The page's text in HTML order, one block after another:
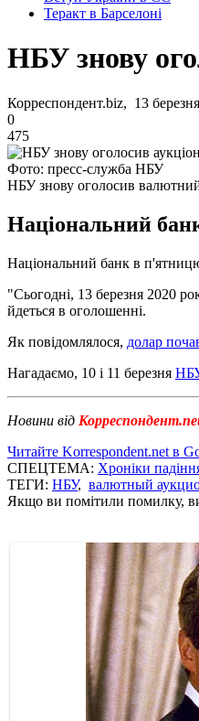
Теракт в Барселоні
НБУ знову
Корреспондент.biz, 13
0
475
Фото: пресс-служба НБУ
НБУ знову оголосив
Національний
Національний банк в
"Сьогодні, 13 березня 2020
йдеться в оголошенні.
Як повідомлялося, долар
Нагадаємо, 10 і 11 березня
Новини від
Читайте Korrespondent.net в
СПЕЦТЕМА: Хроніки
ТЕГИ: НБУ, валютный
Якщо ви помітили помилку,